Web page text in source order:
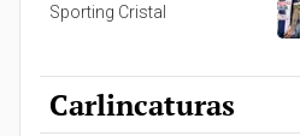
Sporting Cristal
Carlincaturas